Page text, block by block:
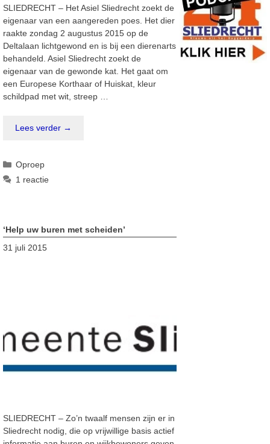
SLIEDRECHT – Het Asiel Sliedrecht zoekt de
eigenaar van een aangereden poes. Het dier
raakte zondag 2 augustus 2015 op de
Deltalaan lichtgewond en is bij een dierenarts
behandeld. Asiel Sliedrecht zoekt de
eigenaar van de gewonde kat. Het gaat om
een Europese Korthaar of Huiskat, kleur
schildpad met wit, streep …
Lees verder →
Categorieën
Oproep
1 reactie
‘Help uw buren met scheiden’
31 juli 2015
SLIEDRECHT – Zo’n twaalf mensen zijn er in
Sliedrecht nodig, die op vrijwillige basis actief